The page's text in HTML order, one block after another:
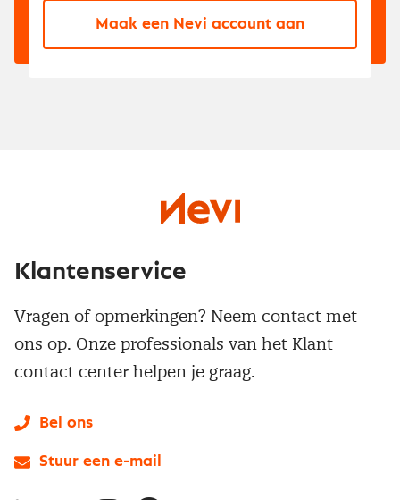
Maak een Nevi account aan
Klantenservice
Vragen of opmerkingen? Neem contact met
ons op. Onze professionals van het Klant
contact center helpen je graag.
Bel ons
Stuur een e-mail